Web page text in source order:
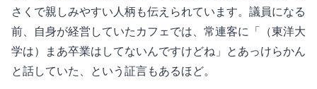
さくで親しみやすい人柄も伝えられています。議員になる
前、自身が経営していたカフェでは、常連客に「（東洋大
学は）まあ卒業はしてないんですけどね」とあっけらかん
と話していた、という証言もあるほど。